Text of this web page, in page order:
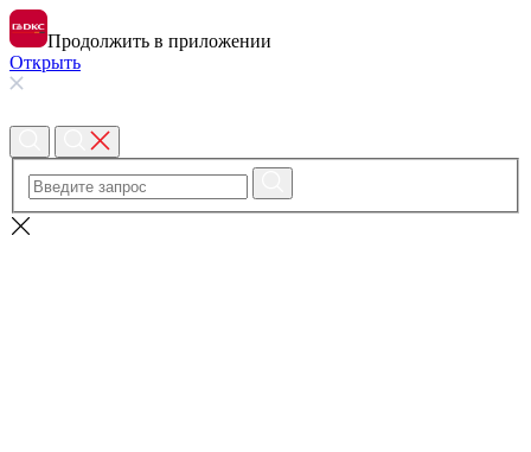
Продолжить в приложении
Открыть